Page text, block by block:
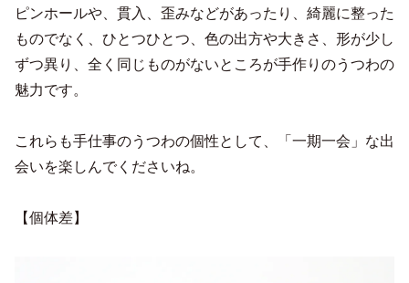
ピンホールや、貫入、歪みなどがあったり、綺麗に整った
ものでなく、ひとつひとつ、色の出方や大きさ、形が少し
ずつ異り、全く同じものがないところが手作りのうつわの
魅力です。
これらも手仕事のうつわの個性として、「一期一会」な出
会いを楽しんでくださいね。
【個体差】